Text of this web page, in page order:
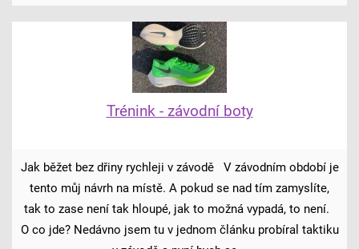
Trénink - závodní boty
Jak běžet bez dřiny rychleji v závodě V závodním období je
tento můj návrh na místě. A pokud se nad tím zamyslíte,
tak to zase není tak hloupé, jak to možná vypadá, to není.
O co jde? Nedávno jsem tu v jednom článku probíral taktiku